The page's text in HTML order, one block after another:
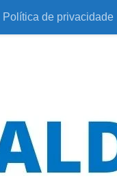
Política de privacidade